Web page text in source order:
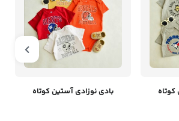
بادی نوزادی آستین کوتاه